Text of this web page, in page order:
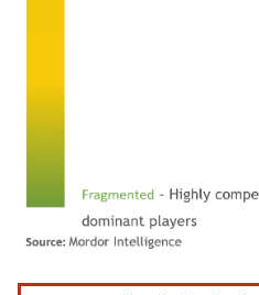
Image © Mordor Intelligence. La